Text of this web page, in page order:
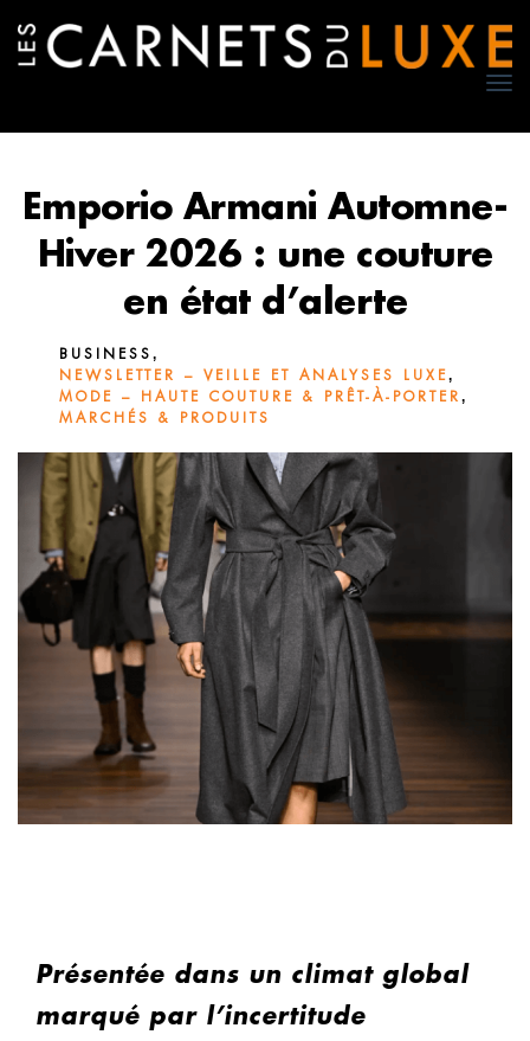
Emporio Armani Automne-
Hiver 2026 : une couture
en état d’alerte
BUSINESS ,
NEWSLETTER – VEILLE ET ANALYSES LUXE,
MODE – HAUTE COUTURE & PRÊT-À-PORTER ,
MARCHÉS & PRODUITS
Présentée dans un climat global
marqué par l’incertitude